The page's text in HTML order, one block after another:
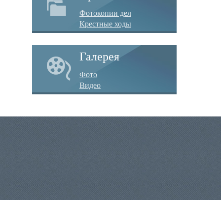
Фотокопии дел
Крестные ходы
Галерея
Фото
Видео